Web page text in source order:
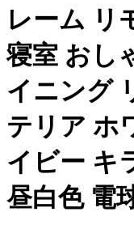
レーム リ
寝室 おし
イニング
テリア ホ
イビー キ
昼白色 電